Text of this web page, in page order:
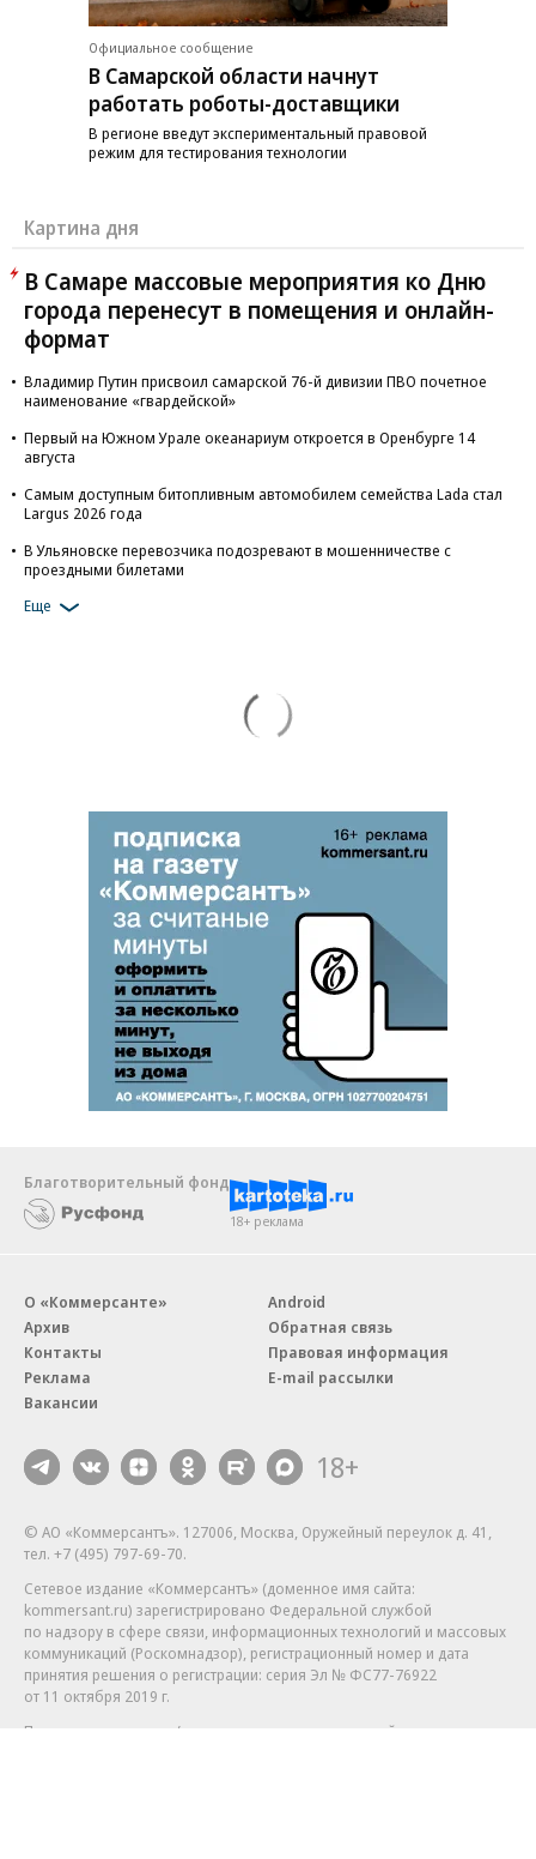
Официальное сообщение
В Самарской области начнут
работать роботы-доставщики
В регионе введут экспериментальный правовой
режим для тестирования технологии
Картина дня
В Самаре массовые мероприятия ко Дню
города перенесут в помещения и онлайн-
формат
Владимир Путин присвоил самарской 76-й дивизии ПВО почетное
наименование «гвардейской»
Первый на Южном Урале океанариум откроется в Оренбурге 14
августа
Самым доступным битопливным автомобилем семейства Lada стал
Largus 2026 года
В Ульяновске перевозчика подозревают в мошенничестве с
проездными билетами
Еще
Благотворительный фонд
18+ реклама
О «Коммерсанте»
Архив
Контакты
Реклама
Вакансии
Android
Обратная связь
Правовая информация
E-mail рассылки
18+
© АО «Коммерсантъ». 127006, Москва, Оружейный переулок д. 41,
тел. +7 (495) 797-69-70.
Сетевое издание «Коммерсантъ» (доменное имя сайта:
kommersant.ru) зарегистрировано Федеральной службой
по надзору в сфере связи, информационных технологий и массовых
коммуникаций (Роскомнадзор), регистрационный номер и дата
принятия решения о регистрации: серия Эл № ФС77-76922
от 11 октября 2019 г.
Партнерские проекты/материалы, новости компаний, материалы